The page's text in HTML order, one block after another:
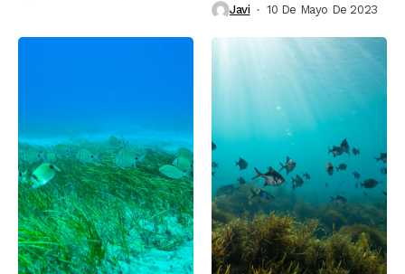
Javi 10 De Mayo De 2023